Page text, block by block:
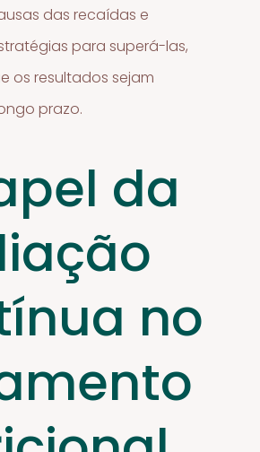
das recaídas e
para superá-las,
os resultados sejam
prazo.
da
no